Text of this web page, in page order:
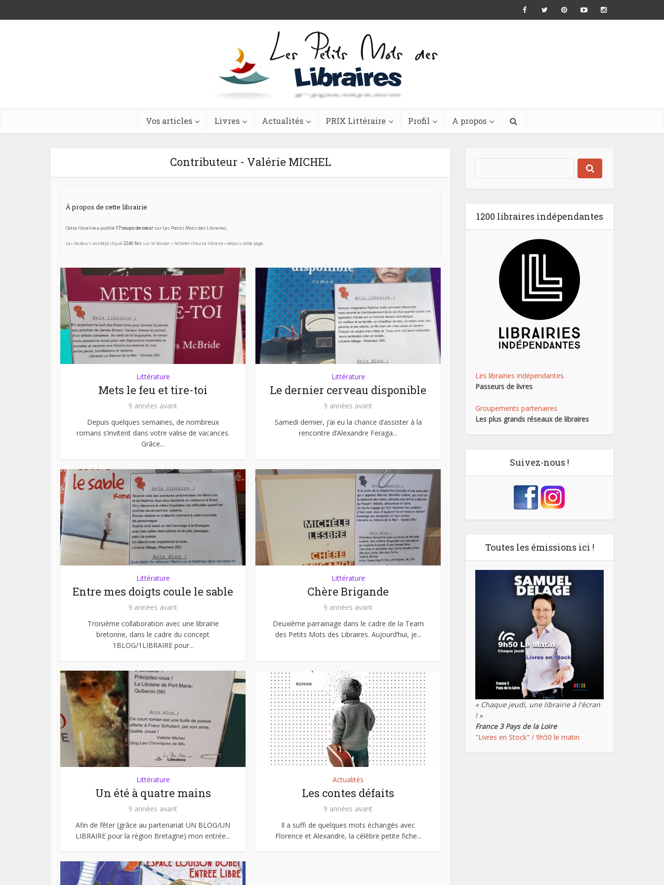
Vos articles Livres Actualités PRIX Littéraire Profil A propos
Contributeur - Valérie MICHEL
À propos de cette librairie
Cette librairie a publié17 coups de cœursur Les Petits Mots des Libraires.
Les lecteurs ont déjà cliqué 2240 fois sur le bouton « Acheter chez ce libraire » depuis cette page.
Littérature
Mets le feu et tire-toi
9 années avant
Depuis quelques semaines, de nombreux
romans s’invitent dans votre valise de vacances.
Grâce...
Littérature
Le dernier cerveau disponible
9 années avant
Samedi dernier, j’ai eu la chance d’assister à la
rencontre d’Alexandre Feraga...
Littérature
Entre mes doigts coule le sable
9 années avant
Troisième collaboration avec une librairie
bretonne, dans le cadre du concept
1BLOG/1LIBRAIRE pour...
Littérature
Chère Brigande
9 années avant
Deuxième parrainage dans le cadre de la Team
des Petits Mots des Libraires. Aujourd’hui, je...
Littérature
Un été à quatre mains
9 années avant
Afin de fêter (grâce au partenariat UN BLOG/UN
LIBRAIRE pour la région Bretagne) mon entrée...
Actualités
Les contes défaits
9 années avant
Il a suffi de quelques mots échangés avec
Florence et Alexandre, la célèbre petite fiche...
1200 libraires indépendantes
Les librairies indépendantes.
Passeurs de livres
Groupements partenaires
Les plus grands réseaux de libraires
Suivez-nous !
Toutes les émissions ici !
« Chaque jeudi, une librairie à l'écran
! »
France 3 Pays de la Loire
"Livres en Stock" / 9h50 le matin